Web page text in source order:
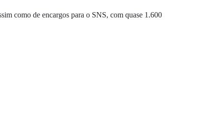
como de encargos para o SNS, com quase 1.600